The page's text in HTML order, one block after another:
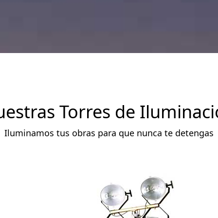
Torres de
Iluminamos tus obras para que nunca te detengas